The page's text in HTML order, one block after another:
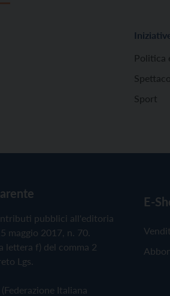
Politica
Spettacoli
Sport
pubblici all'editoria
maggio 2017, n. 70.
lettera f) del comma 2
Lgs.
Italiana
E-